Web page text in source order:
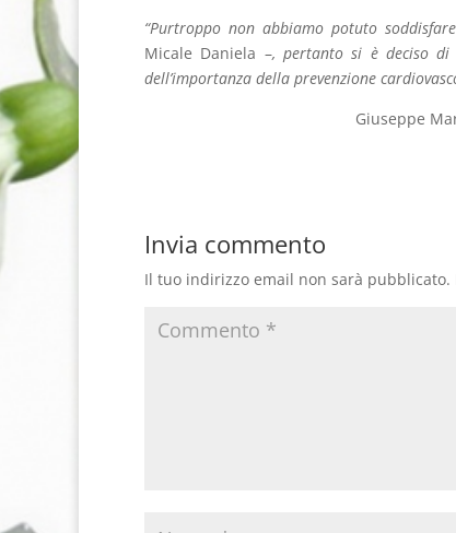
“Purtroppo non abbiamo potuto
Micale Daniela –, pertanto si è deciso di
dell’importanza della prevenzione
Giuseppe
Invia commento
Il tuo indirizzo email non sarà pubblicato.